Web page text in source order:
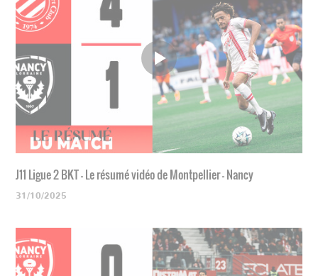
J11 Ligue 2 BKT - Le résumé vidéo de Montpellier - Nancy
31/10/2025